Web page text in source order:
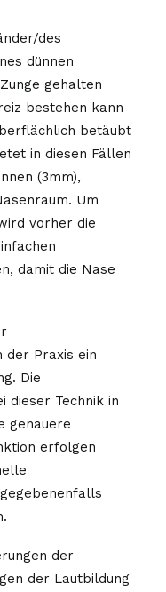
des
dünnen
gehalten
bestehen kann
betäubt
in diesen Fällen
(3mm),
Um
vorher die
damit die Nase
der Praxis ein
Die
dieser Technik in
genauere
erfolgen
der
der Lautbildung